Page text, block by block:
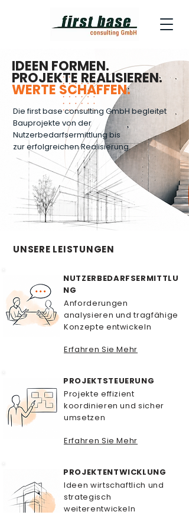
IDEEN FORMEN.
PROJEKTE REALISIEREN.
WERTE SCHAFFEN.
Die first base consulting GmbH begleitet
Bauprojekte von der
Nutzerbedarfsermittlung bis
zurerfolgreichen Realisierung.
UNSERE LEISTUNGEN
NUTZERBEDARFSERMITTLU
NG
Anforderungen
analysieren und tragfähige
Konzepte entwickeln
Erfahren Sie Mehr
PROJEKTSTEUERUNG
Projekte effizient
koordinieren und sicher
umsetzen
Erfahren Sie Mehr
PROJEKTENTWICKLUNG
Ideen wirtschaftlich und
strategisch
weiterentwickeln